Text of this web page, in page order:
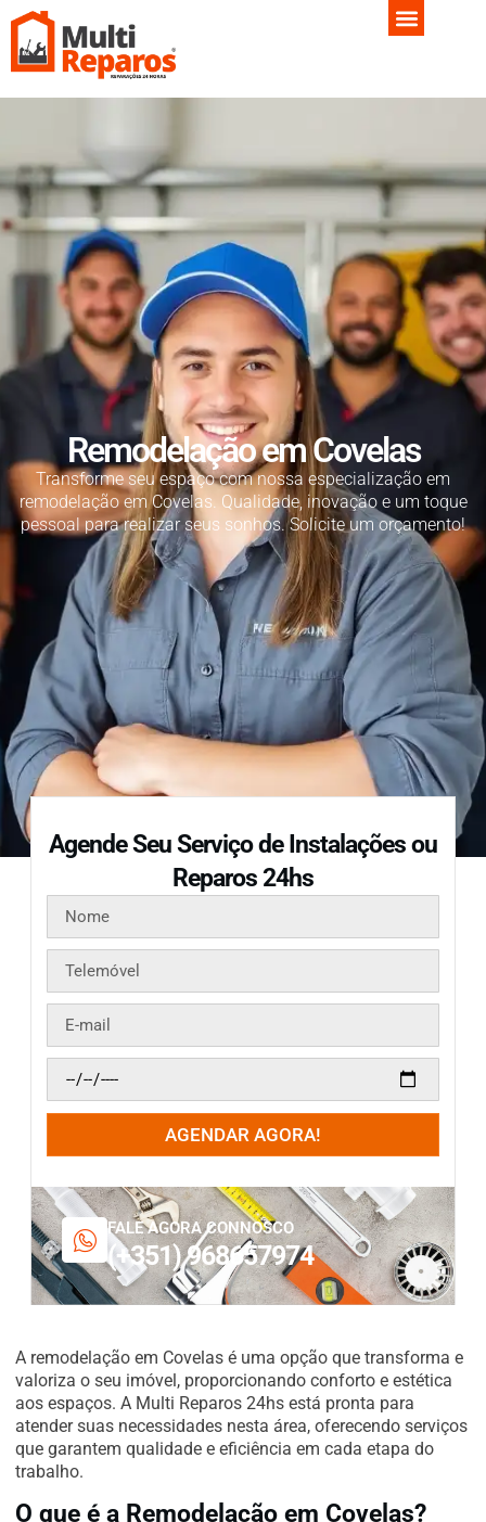
Remodelação em Covelas
Transforme seu espaço com nossa especialização em
remodelação em Covelas. Qualidade, inovação e um toque
pessoal para realizar seus sonhos. Solicite um orçamento!
Agende Seu Serviço de Instalações ou
Reparos 24hs
AGENDAR AGORA!
FALE AGORA CONNOSCO
(+351) 968657974
A remodelação em Covelas é uma opção que transforma e
valoriza o seu imóvel, proporcionando conforto e estética
aos espaços. A Multi Reparos 24hs está pronta para
atender suas necessidades nesta área, oferecendo serviços
que garantem qualidade e eficiência em cada etapa do
trabalho.
O que é a Remodelação em Covelas?